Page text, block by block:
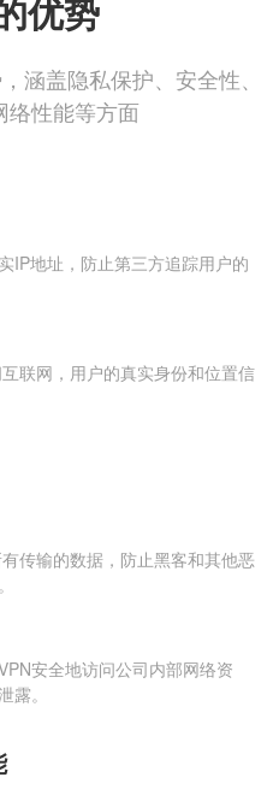
优势
涵盖隐私保护、安全性、
络性能等方面
IP地址，防止第三方追踪用户的
联网，用户的真实身份和位置信
传输的数据，防止黑客和其他恶
安全地访问公司内部网络资
露。